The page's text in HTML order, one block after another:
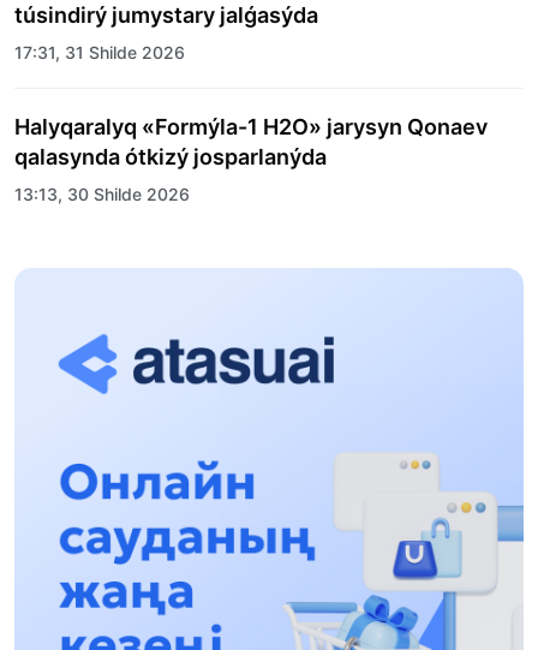
túsindirý jumystary jalǵasýda
17:31, 31 Shilde 2026
Halyqaralyq «Formýla-1 H2O» jarysyn Qonaev
qalasynda ótkizý josparlanýda
13:13, 30 Shilde 2026
Asqat Asylbekov: Kúshti bılikke kúshti tulǵalar
12:01, 28 Shilde 2026
16:15, 27 Shilde 2026
Óskenbaı Qulataıuly: Rýhanıatqa qyzmet etken
qalamger
17:46, 26 Shilde 2026